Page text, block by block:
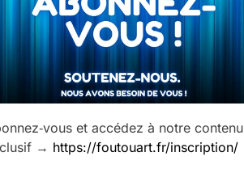
et accédez à notre contenu
→ https://foutouart.fr/inscription/